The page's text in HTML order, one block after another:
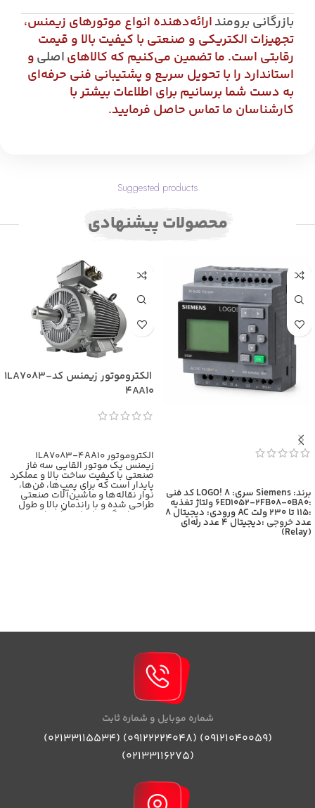
بازرگانی برومندارائه‌دهنده انواع موتورهای زیمنس،
تجهیزات الکتریکی و صنعتی با کیفیت بالا و قیمت
رقابتی است. ما تضمین می‌کنیم که کالاهایاصلیو
استاندارد را با تحویل سریع و پشتیبانی فنی حرفه‌ای
به دست شما برسانیم برای اطلاعات بیشتر با
کارشناسان ما تماس حاصل فرمایید.
Suggested products
محصولات پیشنهادی
برند: Siemens سری: LOGO! 8 کد فنی
:6ED1052-2FB08-0BA0 ولتاژ تغذیه
:115 تا 230 ولت AC ورودی: دیجیتال 8
عددخروجی :دیجیتال 4 عدد رله‌ای
(Relay)
الکتروموتور زیمنس کد1LA7083-
4AA10
الکتروموتور 1LA7083-4AA10
زیمنس یک موتور القایی سه فاز
صنعتی با کیفیت ساخت بالا و عملکرد
پایدار است که برای پمپ‌ها، فن‌ها،
نوار نقاله‌ها و ماشین‌آلات صنعتی
طراحی شده و با راندمان بالا و طول
عمر زیاد، گزینه‌ای ایده‌آل برای
شماره موبایل و شماره ثابت
(09121040059) (09122224048) (02133115534)
(02133116275)